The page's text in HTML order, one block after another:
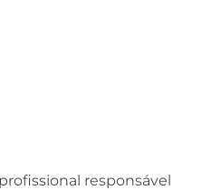
responsável